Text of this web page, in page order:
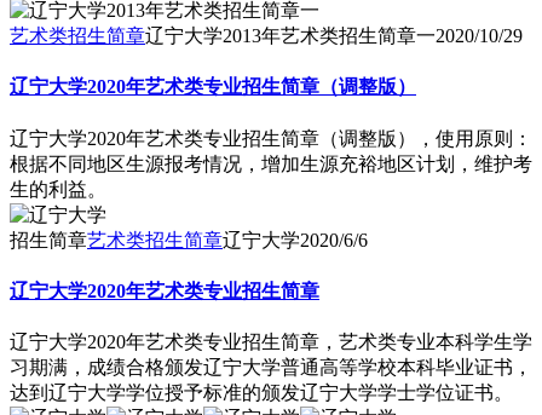
艺术类招生简章辽宁大学2013年艺术类招生简章一2020/10/29
辽宁大学2020年艺术类专业招生简章（调整版）
辽宁大学2020年艺术类专业招生简章（调整版），使用原则：
根据不同地区生源报考情况，增加生源充裕地区计划，维护考
生的利益。
招生简章艺术类招生简章辽宁大学2020/6/6
辽宁大学2020年艺术类专业招生简章
辽宁大学2020年艺术类专业招生简章，艺术类专业本科学生学
习期满，成绩合格颁发辽宁大学普通高等学校本科毕业证书，
达到辽宁大学学位授予标准的颁发辽宁大学学士学位证书。